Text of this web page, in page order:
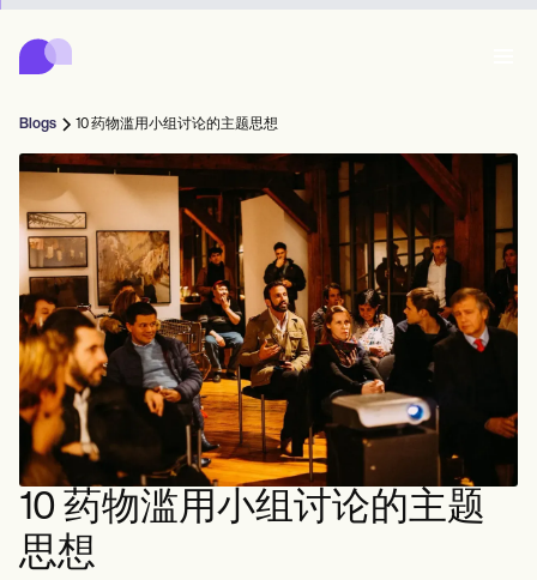
Carepatron
Product
日程安排
健康记录
账单
合规性
在线表格
提醒
付款
远程医疗
临床笔记
实践管理
Community
个人从业者
新从业者
球队
辅导员
教练
言语病理学家
脊椎按摩师
心理健康专业人员
社会工作者
连接
日程安排
Online booking
Automatic reminders
消息
Client messaging
SMS and email
关怀
会面
Telehealth video
In session notes
记录
AI Scribe
Clinical notes
完成
治疗
ePrescribe
NEW
Treatment plans
账单
Invoicing and payments
Insurance claims
诊所管理
合规与安全
Carepatron AI
查看完整工作流程
Who we're for
Behavioral
Counselors
Mental health
Psychologists
Therapists
Medical
Dentists
Nurse practitioners
Nurses
Physicians
Psychiatrists
Allied
Dietitians
Nutritionists
Occupational therapists
Physical therapists
Social workers
Speech therapists
Wellness
Acupuncturists
Chiropractors
Health coaches
Life coaches
Get started for free
Book a demo
登录
Blogs 10 药物滥用小组讨论的主题思想
10 药物滥用小组讨论的主题
思想